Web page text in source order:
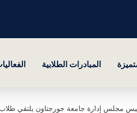
المبادرات الطلابية
مجلس إدارة جامعة جورجتاون يلتقي